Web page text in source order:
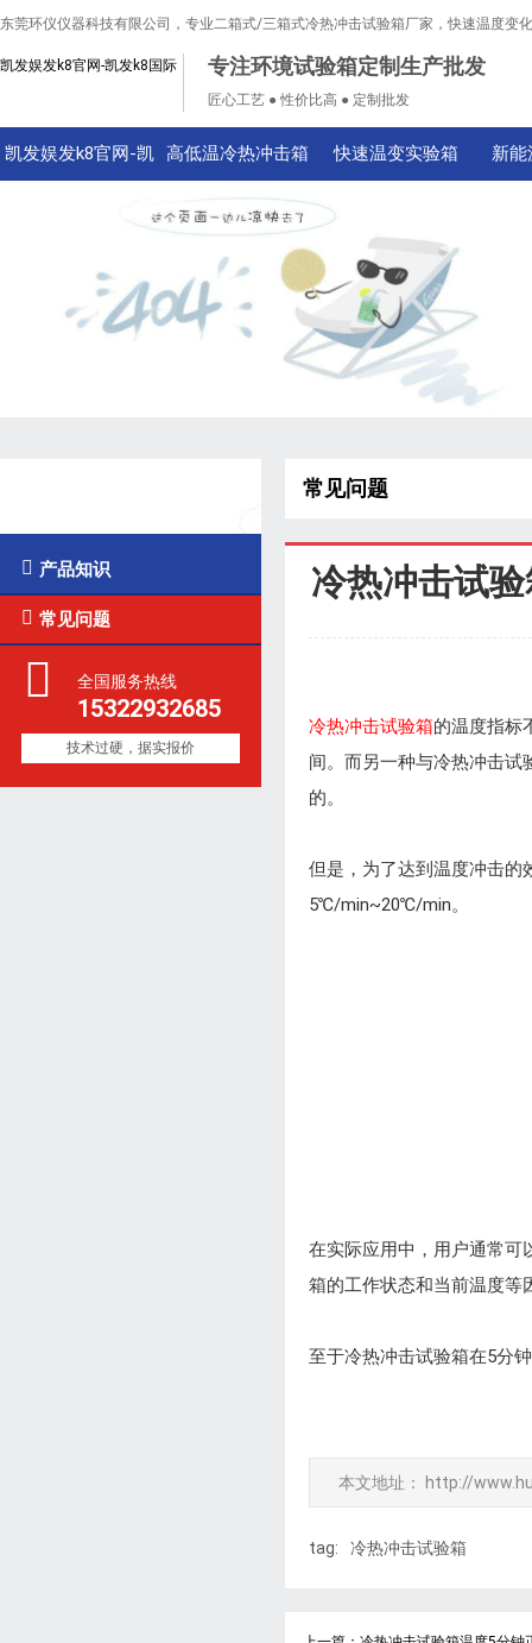
东莞环仪仪器科技有限公司，专业二箱式/三箱式冷热冲击试验箱厂家，快速温度变
凯发娱发k8官网-凯发k8国际 专注环境试验箱定制生产批发
匠心工艺 ● 性价比高 ● 定制批发
凯发娱发k8官网-凯 高低温冷热冲击箱 快速温变实验箱 新
 产品知识
 常见问题
全国服务热线
15322932685
技术过硬，据实报价
常见问题
冷热冲击试
冷热冲击试验箱的温度指标
间。而另一种与冷热冲击试
的。
但是，为了达到温度冲击的
5℃/min~20℃/min。
在实际应用中，用户通常可
箱的工作状态和当前温度等
至于冷热冲击试验箱在5分
本文地址： http://
tag: 冷热冲击试验箱